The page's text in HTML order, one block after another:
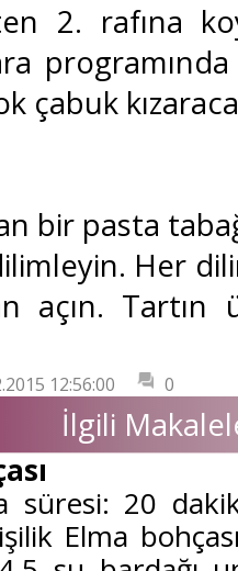
2. rafına
programında
çabuk
bir pasta
Her
açın.
12:56:00 0
İlgili
süresi: 20
Elma